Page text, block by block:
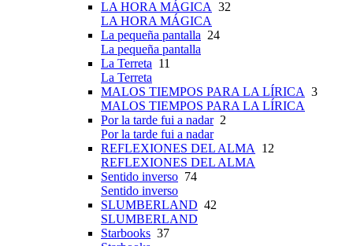
LA HORA MÁGICA 32
LA HORA MÁGICA
La pequeña pantalla 24
La pequeña pantalla
La Terreta 11
La Terreta
MALOS TIEMPOS PARA LA LÍRICA 3
MALOS TIEMPOS PARA LA LÍRICA
Por la tarde fui a nadar2
Por la tarde fui a nadar
REFLEXIONES DEL ALMA 12
REFLEXIONES DEL ALMA
Sentido inverso 74
Sentido inverso
SLUMBERLAND 42
SLUMBERLAND
Starbooks 37